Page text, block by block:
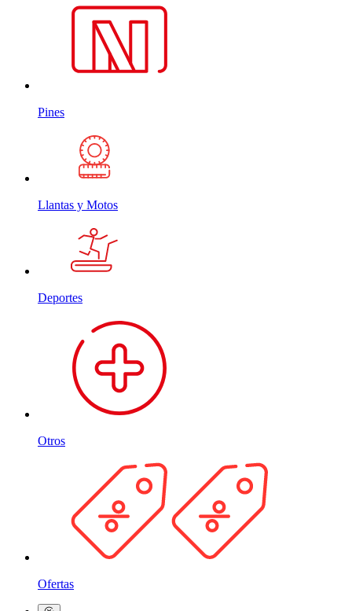
Pines
Llantas y Motos
Deportes
Otros
Ofertas